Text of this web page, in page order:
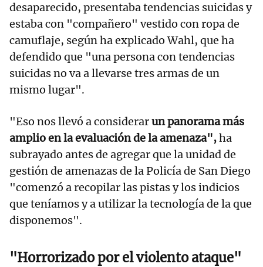
desaparecido, presentaba tendencias suicidas y
estaba con "compañero" vestido con ropa de
camuflaje, según ha explicado Wahl, que ha
defendido que "una persona con tendencias
suicidas no va a llevarse tres armas de un
mismo lugar".
"Eso nos llevó a considerarun panorama más
amplio en la evaluación de la amenaza",ha
subrayado antes de agregar que la unidad de
gestión de amenazas de la Policía de San Diego
"comenzó a recopilar las pistas y los indicios
que teníamos y a utilizar la tecnología de la que
disponemos".
"Horrorizado por el violento ataque"